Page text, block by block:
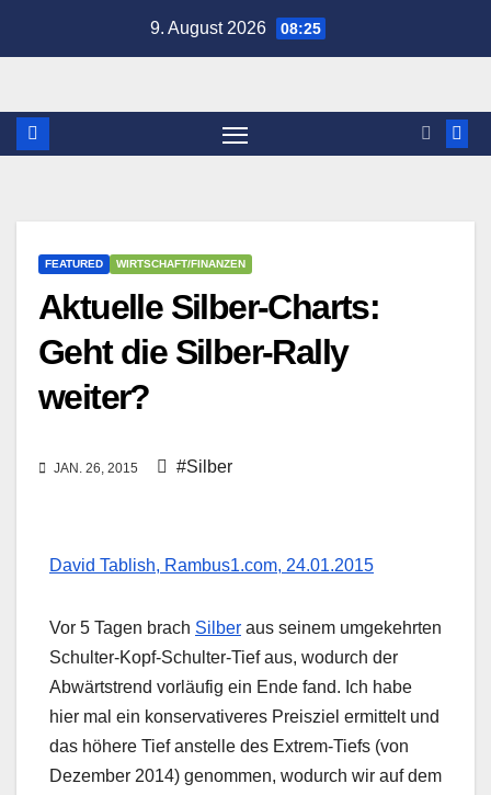
9. August 2026 08:25
FEATURED WIRTSCHAFT/FINANZEN
Aktuelle Silber-Charts:
Geht die Silber-Rally
weiter?
JAN. 26, 2015 #Silber
David Tablish, Rambus1.com, 24.01.2015
Vor 5 Tagen brach Silber aus seinem umgekehrten
Schulter-Kopf-Schulter-Tief aus, wodurch der
Abwärtstrend vorläufig ein Ende fand. Ich habe
hier mal ein konservativeres Preisziel ermittelt und
das höhere Tief anstelle des Extrem-Tiefs (von
Dezember 2014) genommen, wodurch wir auf dem